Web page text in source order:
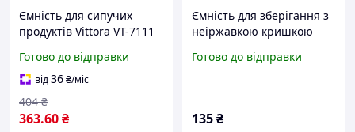
Ємність для сипучих
продуктів Vittora VT-7111
Готово до відправки
від36₴/міс
363.60₴
404 ₴
Ємність для зберігання з
неіржавкою кришкою
мл, 1100 мл, 1300)
Готово до відправки
135₴